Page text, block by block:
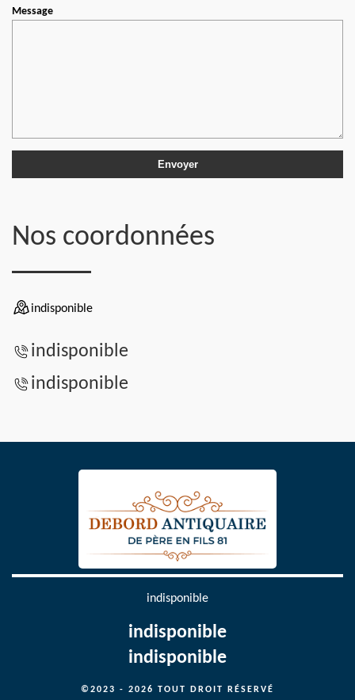
Message
Nos coordonnées
indisponible
indisponible
indisponible
indisponible
indisponible
indisponible
©2023 - 2026 TOUT DROIT RÉSERVÉ